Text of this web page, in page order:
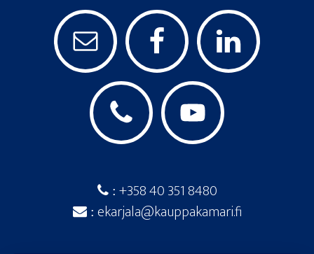
: +358 40 351 8480
: ekarjala@kauppakamari.fi